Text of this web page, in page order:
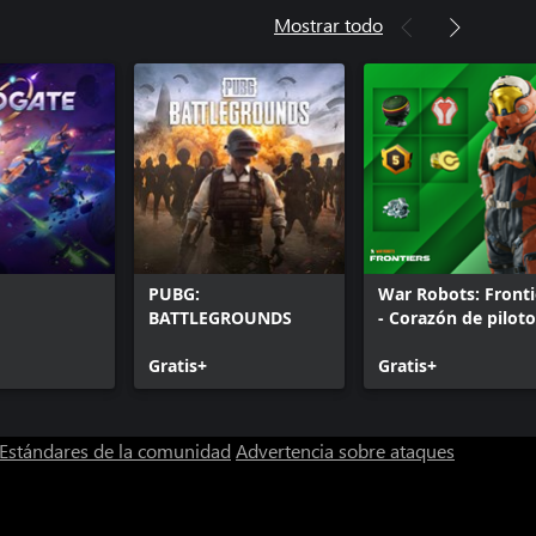
Mostrar todo
PUBG:
BATTLEGROUNDS
Gratis+
War Robots:
- Corazón de piloto
Gratis+
Estándares de la comunidad Advertencia sobre ataques